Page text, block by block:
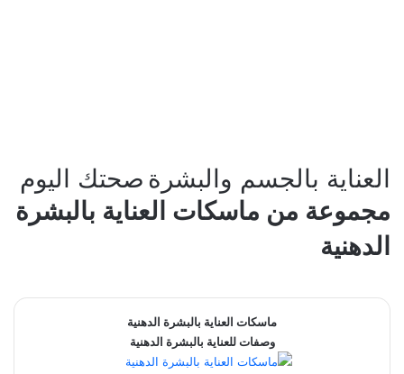
العناية بالجسم والبشرة صحتك اليوم
مجموعة من ماسكات العناية بالبشرة
الدهنية
ماسكات العناية بالبشرة الدهنية
وصفات للعناية بالبشرة الدهنية